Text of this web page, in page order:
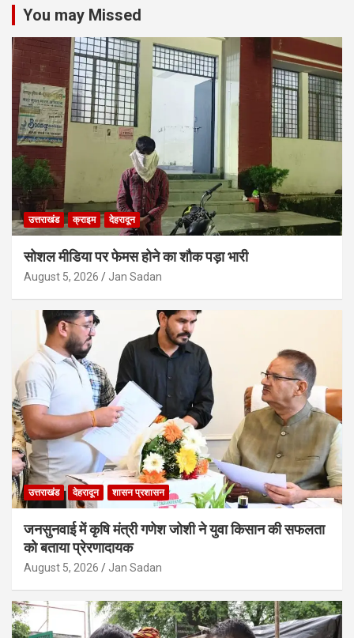
You may Missed
उत्तराखंड क्राइम देहरादून
सोशल मीडिया पर फेमस होने का शौक पड़ा भारी
August 5, 2026 Jan Sadan
उत्तराखंड देहरादून शासन प्रशासन
जनसुनवाई में कृषि मंत्री गणेश जोशी ने युवा किसान की सफलता
को बताया प्रेरणादायक
August 5, 2026 Jan Sadan